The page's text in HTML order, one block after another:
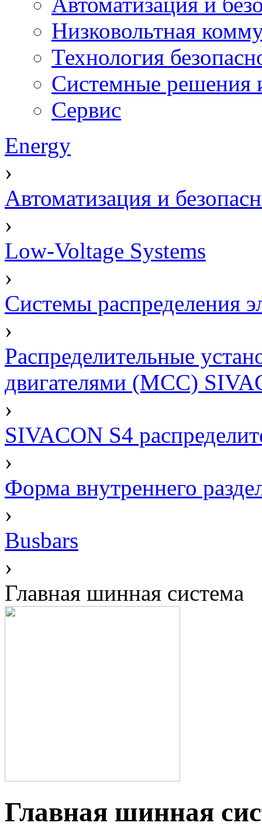
Низковольтная
Технология
Системные решения
Сервис
Energy
›
Автоматизация и
›
Low-Voltage Systems
›
Системы распределения
›
Распределительные
двигателями (МСС)
›
SIVACON S4
›
Форма внутреннего
›
Busbars
›
Главная шинная система
Главная шинная